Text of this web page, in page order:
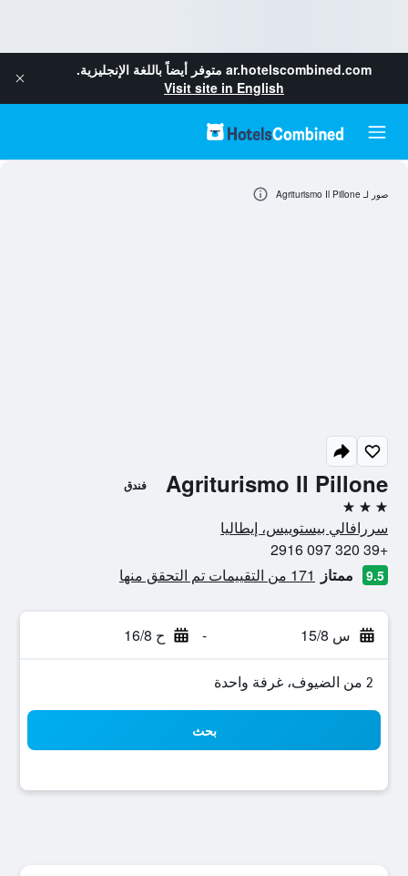
ar.hotelscombined.com متوفر أيضاً باللغة الإنجليزية.
Visit site in English
Agriturismo Il Pillone فندق
3 نجوم
سررافالي بيستوييس، إيطاليا
+39 320 097 2916
9.5 ممتاز 171 من التقييمات تم التحقق منها
س 15/8 - ح 16/8
2 من الضيوف، غرفة واحدة
بحث
صور لـ Agriturismo Il Pillone